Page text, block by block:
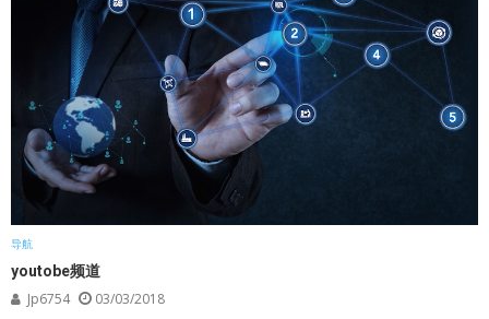
导航
youtobe频道
Jp6754 03/03/2018